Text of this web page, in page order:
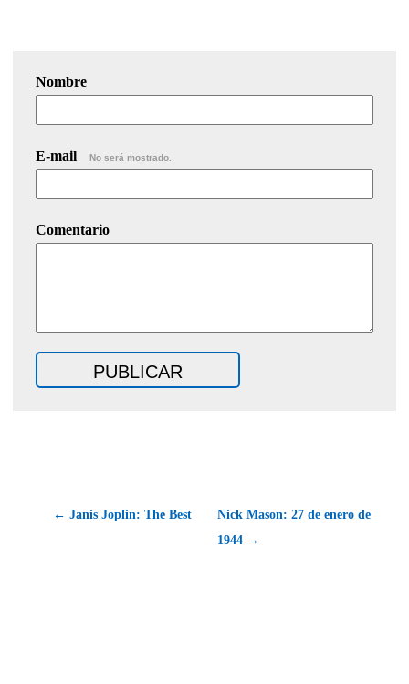
Nombre
E-mail No será mostrado.
Comentario
← Janis Joplin: The Best
Nick Mason: 27 de enero de
1944 →